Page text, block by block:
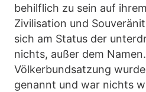
behilflich zu sein auf
Zivilisation und
sich am Status der
nichts, außer dem
Völkerbundsatzung
genannt und war nichts